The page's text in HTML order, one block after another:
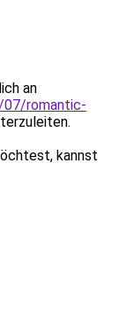
an
romantic-
kannst